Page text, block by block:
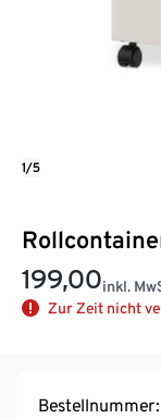
199,00inkl.
Zur Zeit nicht
1/5